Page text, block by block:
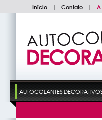
Início | Contato |
AUTOCOLANTES